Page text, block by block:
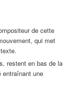
de cette
qui met
restent en bas de la
entraînant une